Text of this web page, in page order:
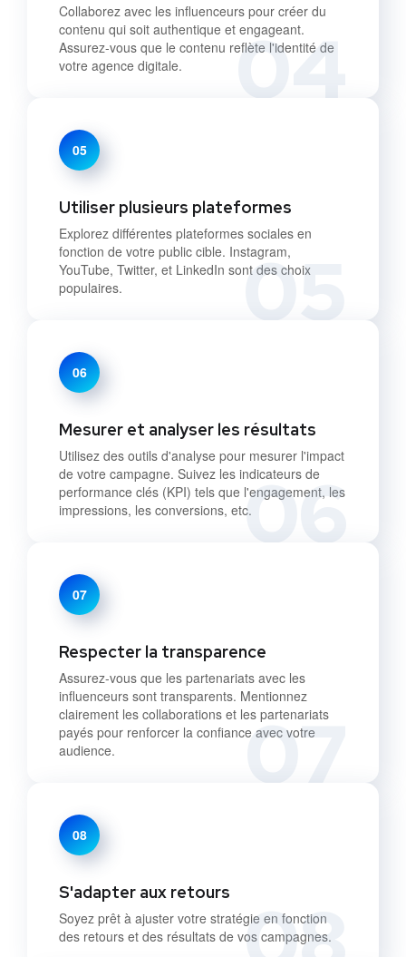
04
Collaborez avec les influenceurs pour créer du
contenu qui soit authentique et engageant.
Assurez-vous que le contenu reflète l'identité de
votre agence digitale.
05
05
Utiliser plusieurs plateformes
Explorez différentes plateformes sociales en
fonction de votre public cible. Instagram,
YouTube, Twitter, et LinkedIn sont des choix
populaires.
06
06
Mesurer et analyser les résultats
Utilisez des outils d'analyse pour mesurer l'impact
de votre campagne. Suivez les indicateurs de
performance clés (KPI) tels que l'engagement, les
impressions, les conversions, etc.
07
07
Respecter la transparence
Assurez-vous que les partenariats avec les
influenceurs sont transparents. Mentionnez
clairement les collaborations et les partenariats
payés pour renforcer la confiance avec votre
audience.
08
S'adapter aux retours
Soyez prêt à ajuster votre stratégie en fonction
des retours et des résultats de vos campagnes.